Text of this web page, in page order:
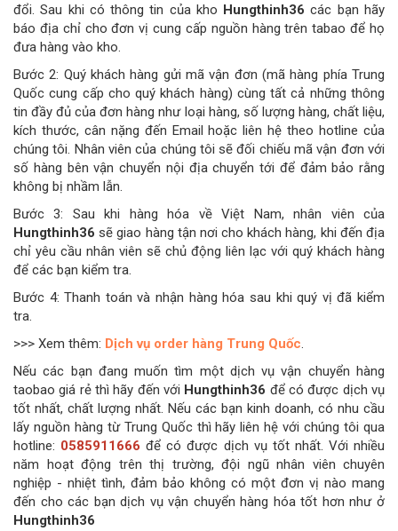
đổi. Sau khi có thông tin của kho Hungthinh36 các bạn hãy
báo địa chỉ cho đơn vị cung cấp nguồn hàng trên tabao để họ
đưa hàng vào kho.
Bước 2: Quý khách hàng gửi mã vận đơn (mã hàng phía Trung
Quốc cung cấp cho quý khách hàng) cùng tất cả những thông
tin đầy đủ của đơn hàng như loại hàng, số lượng hàng, chất liệu,
kích thước, cân nặng đến Email hoặc liên hệ theo hotline của
chúng tôi. Nhân viên của chúng tôi sẽ đối chiếu mã vận đơn với
số hàng bên vận chuyển nội địa chuyển tới để đảm bảo rằng
không bị nhầm lẫn.
Bước 3: Sau khi hàng hóa về Việt Nam, nhân viên của
Hungthinh36 sẽ giao hàng tận nơi cho khách hàng, khi đến địa
chỉ yêu cầu nhân viên sẽ chủ động liên lạc với quý khách hàng
để các bạn kiểm tra.
Bước 4: Thanh toán và nhận hàng hóa sau khi quý vị đã kiểm
tra.
>>> Xem thêm: Dịch vụ order hàng Trung Quốc
Nếu các bạn đang muốn tìm một dịch vụ vận chuyển hàng
taobao giá rẻ thì hãy đến với Hungthinh36 để có được dịch vụ
tốt nhất, chất lượng nhất. Nếu các bạn kinh doanh, có nhu cầu
lấy nguồn hàng từ Trung Quốc thì hãy liên hệ với chúng tôi qua
hotline: 0585911666 để có được dịch vụ tốt nhất. Với nhiều
năm hoạt động trên thị trường, đội ngũ nhân viên chuyên
nghiệp - nhiệt tình, đảm bảo không có một đơn vị nào mang
đến cho các bạn dịch vụ vận chuyển hàng hóa tốt hơn như ở
Hungthinh36